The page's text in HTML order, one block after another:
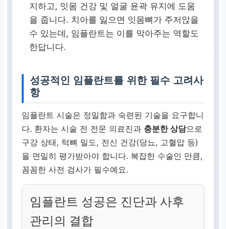
지하고, 잇몸 건강 및 얼굴 윤곽 유지에 도움
을 줍니다. 치아를 잃으면 잇몸뼈가 주저앉을
수 있는데, 임플란트는 이를 막아주는 역할도
한답니다.
성공적인 임플란트를 위한 필수 고려사
항
임플란트 시술은 정밀함과 숙련된 기술을 요구합니
다. 환자는 시술 전 전문 의료진과 충분한 상담으로
구강 상태, 턱뼈 밀도, 전신 건강(당뇨, 고혈압 등)
을 면밀히 평가받아야 합니다. 복잡한 수술인 만큼,
꼼꼼한 사전 검사가 필수예요.
임플란트 성공은 진단과 사후
관리의 결합